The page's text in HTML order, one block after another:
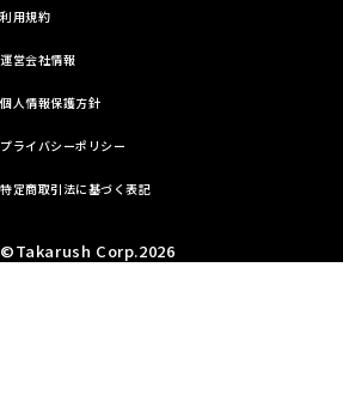
利用規約
運営会社情報
個人情報保護方針
プライバシーポリシー
特定商取引法に基づく表記
©Takarush Corp.2026